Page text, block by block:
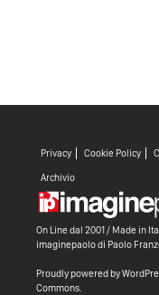
Privacy Cookie Policy
Archivio
On Line dal 2001 / Made in
imaginepaolo di Paolo
Proudly powered by
Commons.